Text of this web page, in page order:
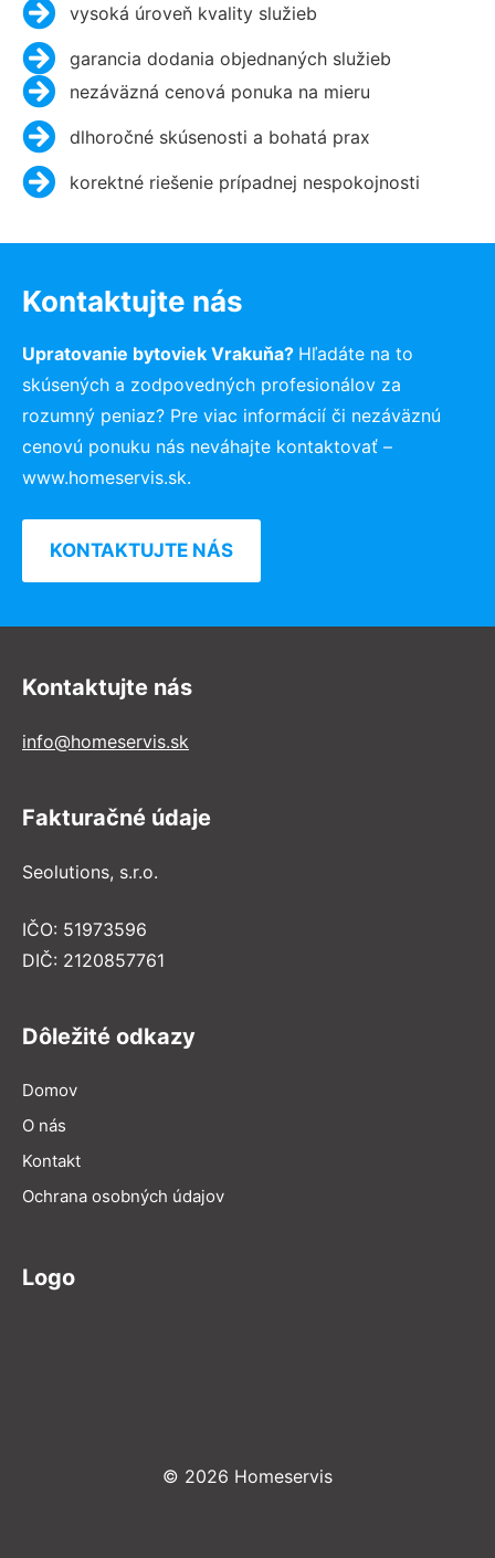
vysoká úroveň kvality služieb
garancia dodania objednaných služieb
nezáväzná cenová ponuka na mieru
dlhoročné skúsenosti a bohatá prax
korektné riešenie prípadnej nespokojnosti
Kontaktujte nás
Upratovanie bytoviek Vrakuňa? Hľadáte na to
skúsených a zodpovedných profesionálov za
rozumný peniaz? Pre viac informácií či nezáväznú
cenovú ponuku nás neváhajte kontaktovať –
www.homeservis.sk.
KONTAKTUJTE NÁS
Kontaktujte nás
info@homeservis.sk
Fakturačné údaje
Seolutions, s.r.o.
IČO: 51973596
DIČ: 2120857761
Dôležité odkazy
Domov
O nás
Kontakt
Ochrana osobných údajov
Logo
© 2026 Homeservis